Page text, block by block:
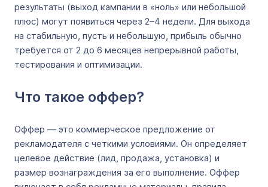
результаты (выход кампании в «ноль» или небольшой
плюс) могут появиться через 2–4 недели. Для выхода
на стабильную, пусть и небольшую, прибыль обычно
требуется от 2 до 6 месяцев непрерывной работы,
тестирования и оптимизации.
Что такое оффер?
Оффер — это коммерческое предложение от
рекламодателя с четкими условиями. Он определяет
целевое действие (лид, продажа, установка) и
размер вознаграждения за его выполнение. Оффер